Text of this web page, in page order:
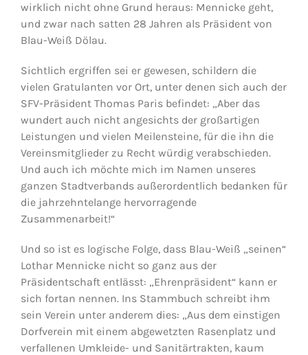
wirklich nicht ohne Grund heraus: Mennicke geht,
und zwar nach satten 28 Jahren als Präsident von
Blau-Weiß Dölau.
Sichtlich ergriffen sei er gewesen, schildern die
vielen Gratulanten vor Ort, unter denen sich auch der
SFV-Präsident Thomas Paris befindet: „Aber das
wundert auch nicht angesichts der großartigen
Leistungen und vielen Meilensteine, für die ihn die
Vereinsmitglieder zu Recht würdig verabschieden.
Und auch ich möchte mich im Namen unseres
ganzen Stadtverbands außerordentlich bedanken für
die jahrzehntelange hervorragende
Zusammenarbeit!“
Und so ist es logische Folge, dass Blau-Weiß „seinen“
Lothar Mennicke nicht so ganz aus der
Präsidentschaft entlässt: „Ehrenpräsident“ kann er
sich fortan nennen. Ins Stammbuch schreibt ihm
sein Verein unter anderem dies: „Aus dem einstigen
Dorfverein mit einem abgewetzten Rasenplatz und
verfallenen Umkleide- und Sanitärtrakten, kaum